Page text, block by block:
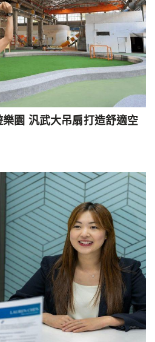
園 汎武大吊扇打造舒適空